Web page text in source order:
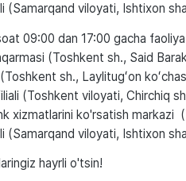
(Samarqand viloyati, Ishtixon
09:00 dan 17:00 gacha
(Toshkent sh., Said
sh., Laylitugʻon
(Toshkent viloyati, Chirchiq
xizmatlarini ko'rsatish markazi
(Samarqand viloyati, Ishtixon
hayrli o'tsin!